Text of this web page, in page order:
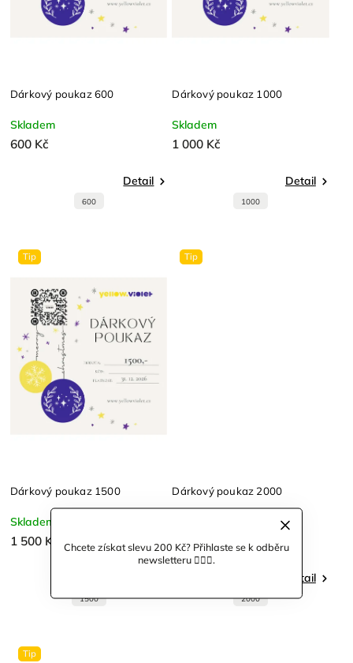
Chcete získat slevu 200 Kč? Přihlaste se k odběru
newsletteru 🙋🏼‍♀️.
Dárkový poukaz 600
Skladem
600 Kč
Detail
600
Dárkový poukaz 1000
Skladem
1 000 Kč
Detail
1000
Tip
Dárkový poukaz 1500
Skladem
1 500 Kč
1500
Tip
Dárkový poukaz 2000
2 000 Kč
Detail
2000
Tip